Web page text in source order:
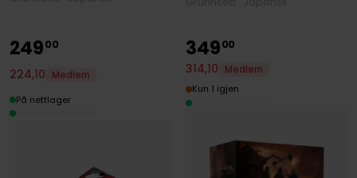
24900
224,10
Medlem
På nettlager
34900
314,10
Medlem
Kun 1 igjen